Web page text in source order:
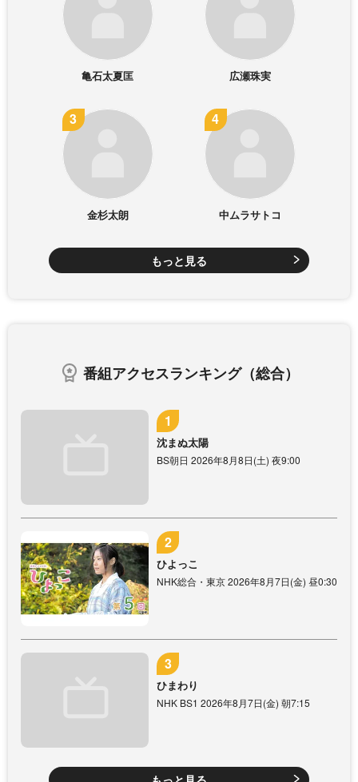
亀石太夏匡 広瀬珠実
金杉太朗 中ムラサトコ
もっと見る
番組アクセスランキング（総合）
沈まぬ太陽
BS朝日 2026年8月8日(土) 夜9:00
ひよっこ
NHK総合・東京 2026年8月7日(金) 昼0:30
ひまわり
NHK BS1 2026年8月7日(金) 朝7:15